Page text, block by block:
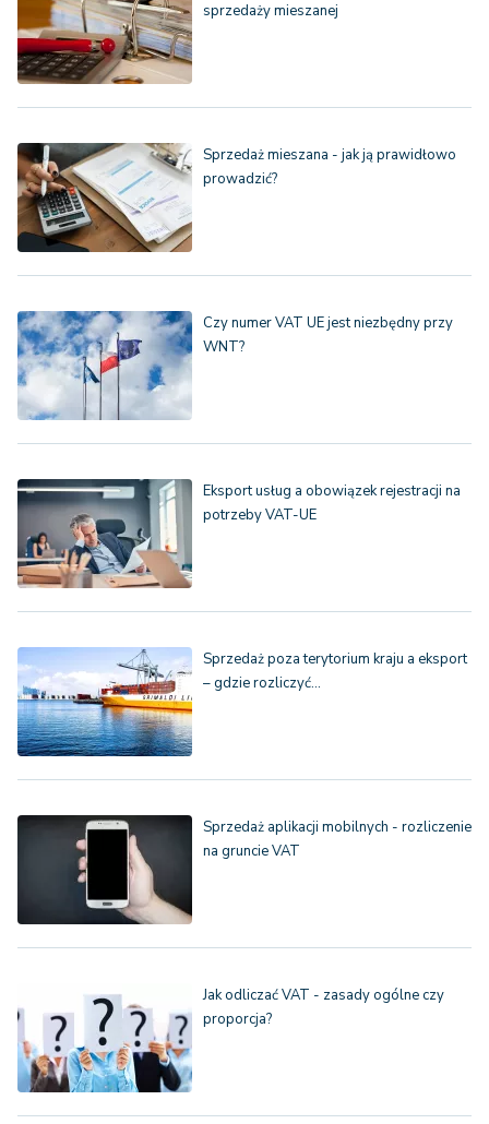
sprzedaży mieszanej
Sprzedaż mieszana - jak ją prawidłowo
prowadzić?
Czy numer VAT UE jest niezbędny przy
WNT?
Eksport usług a obowiązek rejestracji na
potrzeby VAT-UE
Sprzedaż poza terytorium kraju a eksport
– gdzie rozliczyć…
Sprzedaż aplikacji mobilnych - rozliczenie
na gruncie VAT
Jak odliczać VAT - zasady ogólne czy
proporcja?